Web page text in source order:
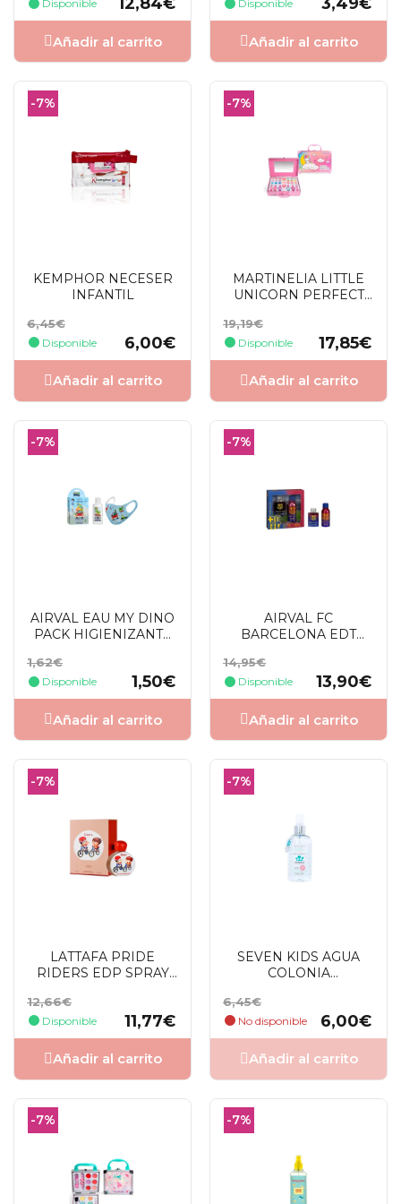
Disponible
Añadir al carrito
Disponible
Añadir al carrito
-7%
KEMPHOR NECESER
INFANTIL
Precio
base
6,45€
Disponible
Precio
6,00€
Añadir al carrito
-7%
MARTINELIA LITTLE
UNICORN PERFECT
Precio
base
19,19€
Disponible
Precio
17,85€
Añadir al carrito
-7%
AIRVAL EAU MY DINO
PACK HIGIENIZANTE
Precio
base
1,62€
Disponible
Precio
1,50€
Añadir al carrito
-7%
AIRVAL FC
BARCELONA EDT
150 ML SETS
Precio
base
14,95€
Disponible
Precio
13,90€
Añadir al carrito
-7%
LATTAFA PRIDE
RIDERS EDP SPRAY
Precio
base
12,66€
Disponible
Precio
11,77€
Añadir al carrito
-7%
SEVEN KIDS AGUA
COLONIA
Precio
base
6,45€
No disponible
Precio
6,00€
Añadir al carrito
-7% -7%